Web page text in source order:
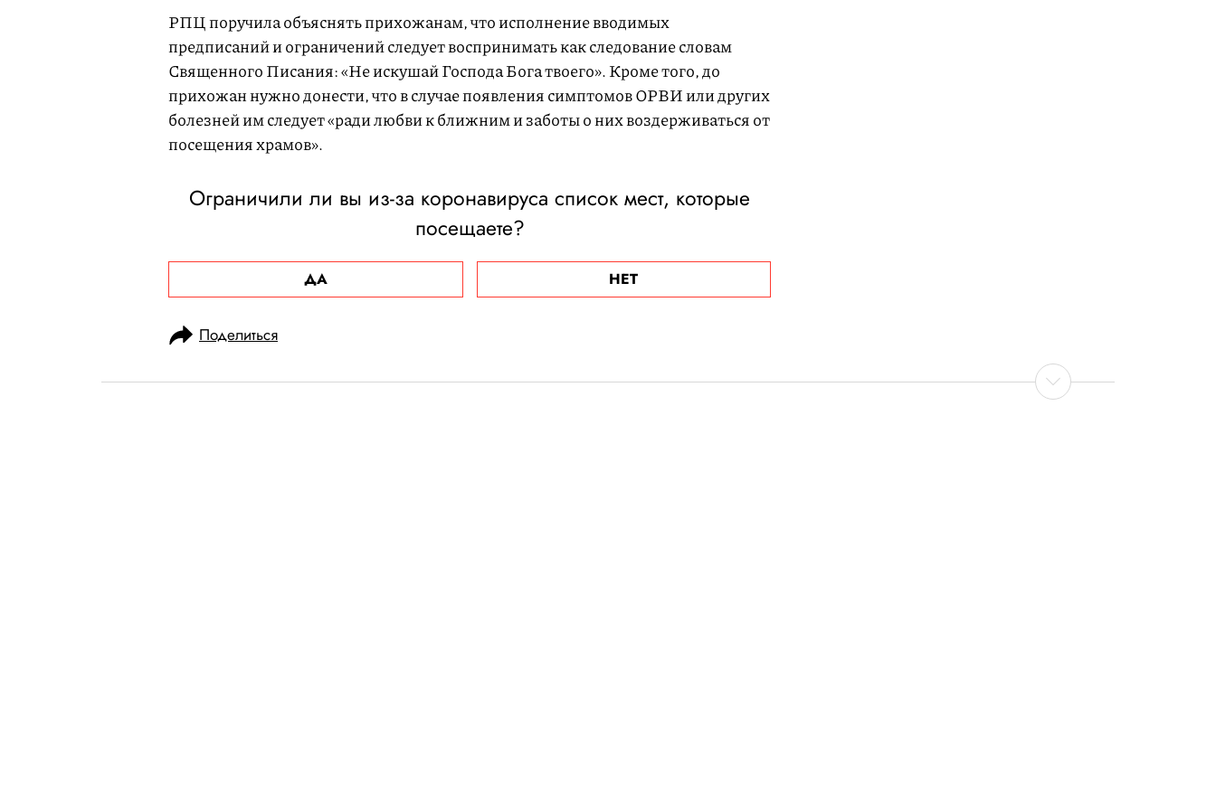
РПЦ поручила объяснять прихожанам, что исполнение вводимых
предписаний и ограничений следует воспринимать как следование словам
Священного Писания: «Не искушай Господа Бога твоего». Кроме того, до
прихожан нужно донести, что в случае появления симптомов ОРВИ или других
болезней им следует «ради любви к ближним и заботы о них воздерживаться от
посещения храмов».
Ограничили ли вы из-за коронавируса список мест, которые
посещаете?
ДА НЕТ
Поделиться